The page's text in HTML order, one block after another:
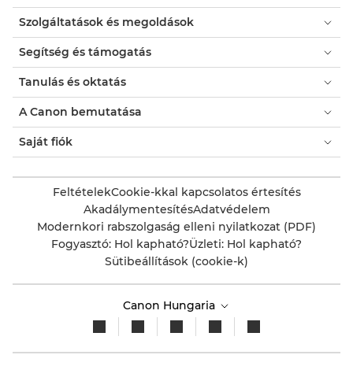
egy
modális
párbeszédpanelt.
Szolgáltatások és megoldások
Segítség és támogatás
Tanulás és oktatás
A Canon bemutatása
Saját fiók
FeltételekCookie-kkal kapcsolatos értesítés
AkadálymentesítésAdatvédelem
Modernkori rabszolgaság elleni nyilatkozat (PDF)
Fogyasztó: Hol kapható?Üzleti: Hol kapható?
Sütibeállítások (cookie-k)
Canon Hungaria